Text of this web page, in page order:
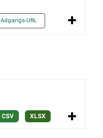
Adgangs-URL
CSV XLSX